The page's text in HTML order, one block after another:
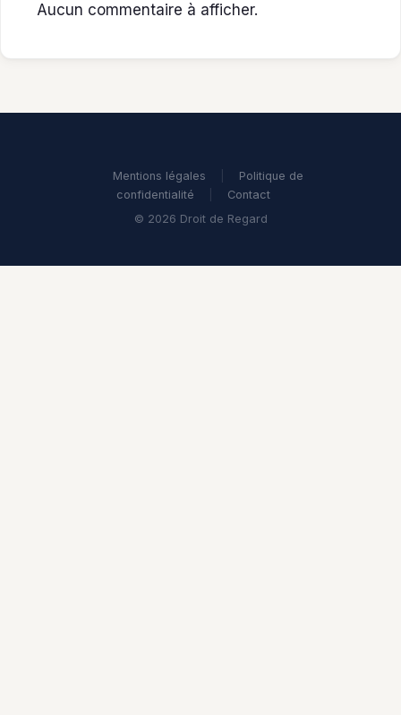
Aucun commentaire à afficher.
Mentions légales
Politique de
confidentialité
Contact
© 2026 Droit de Regard